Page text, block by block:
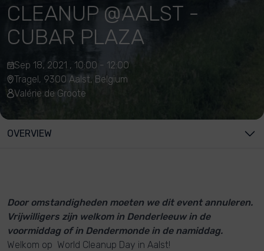
CLEANUP @AALST -
CUBAR PLAZA
Sep 18, 2021 , 10:00 - 12:00
Tragel, 9300 Aalst, Belgium
Valérie de Groote
OVERVIEW
Door omstandigheden moeten we dit event annuleren.
Vrijwilligers zijn welkom in Denderleeuw in de
voormiddag of in Dendermonde in de namiddag.
Welkom op World Cleanup Day in Aalst!